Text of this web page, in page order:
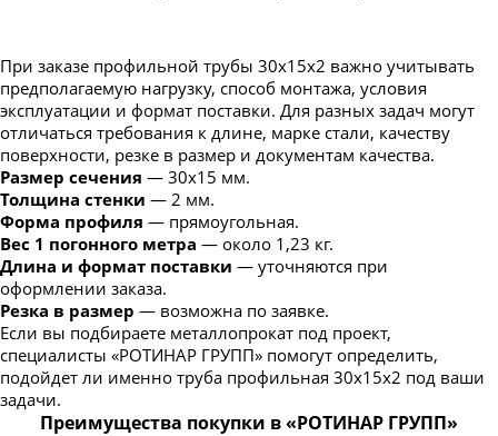
При заказе профильной трубы 30х15х2 важно учитывать
предполагаемую нагрузку, способ монтажа, условия
эксплуатации и формат поставки. Для разных задач могут
отличаться требования к длине, марке стали, качеству
поверхности, резке в размер и документам качества.
Размер сечения — 30х15 мм.
Толщина стенки — 2 мм.
Форма профиля — прямоугольная.
Вес 1 погонного метра — около 1,23 кг.
Длина и формат поставки — уточняются при
оформлении заказа.
Резка в размер — возможна по заявке.
Если вы подбираете металлопрокат под проект,
специалисты «РОТИНАР ГРУПП» помогут определить,
подойдет ли именно труба профильная 30х15х2 под ваши
задачи.
Преимущества покупки в «РОТИНАР ГРУПП»